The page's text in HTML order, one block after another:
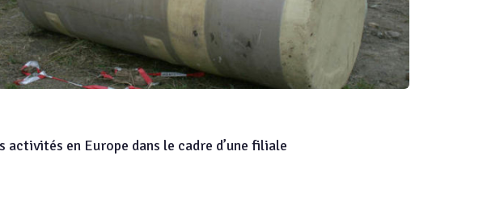
en Europe dans le cadre d’une filiale